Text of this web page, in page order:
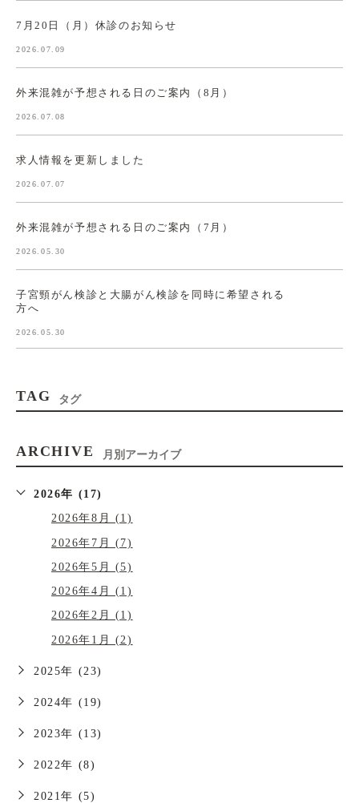
7月20日（月）休診のお知らせ
2026.07.09
外来混雑が予想される日のご案内（8月）
2026.07.08
求人情報を更新しました
2026.07.07
外来混雑が予想される日のご案内（7月）
2026.05.30
子宮頸がん検診と大腸がん検診を同時に希望される
方へ
2026.05.30
TAG タグ
ARCHIVE 月別アーカイブ
2026年 (17)
2026年8月 (1)
2026年7月 (7)
2026年5月 (5)
2026年4月 (1)
2026年2月 (1)
2026年1月 (2)
2025年 (23)
2024年 (19)
2023年 (13)
2022年 (8)
2021年 (5)